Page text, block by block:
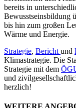
bereits in
Bewusstseinsbildung
bis hin zum großen
Wärme und Energie.
Strategie, Bericht und
Klimastrategie. Die
Strategie mit dem
und
herzlich!
WEITERE